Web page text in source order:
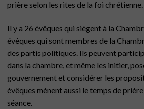
prière selon les rites de la foi chrétienne.
Il y a 26 évêques qui siègent à la
évêques qui sont membres de la
des partis politiques. Ils peuvent
dans la chambre, et même les initier,
gouvernement et considérer les
évêques mènent aussi le temps de
séance.